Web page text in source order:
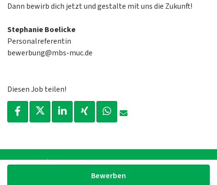
Dann bewirb dich jetzt und gestalte mit uns die Zukunft!
StephanieBoelicke
Personalreferentin
bewerbung@mbs-muc.de
Diesen Job teilen!
Bewerben
Impressum|Datenschutz